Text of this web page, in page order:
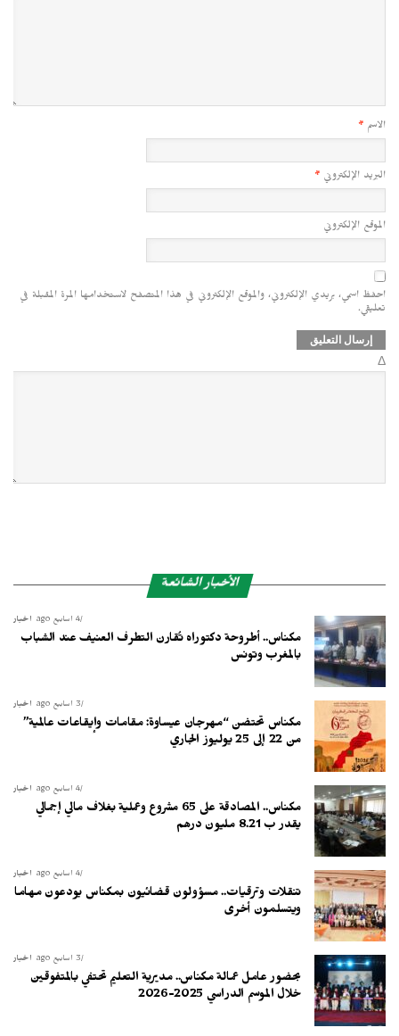
الاسم *
البريد الإلكتروني *
الموقع الإلكتروني
احفظ اسمي، بريدي الإلكتروني، والموقع الإلكتروني في هذا المتصفح لاستخدامها المرة المقبلة في
تعليقي.
Δ
الأخبار الشائعة
أخبار 4 أسابيع ago
مكناس.. أطروحة دكتوراه تُقارن التطرف العنيف عند الشباب
بالمغرب وتونس
أخبار 3 أسابيع ago
مكناس تحتضن “مهرجان عيساوة: مقامات وإيقاعات عالمية”
من 22 إلى 25 يوليوز الجاري
أخبار 4 أسابيع ago
مكناس.. المصادقة على 65 مشروع وعملية بغلاف مالي إجمالي
يقدر ب 8.21 مليون درهم
أخبار 4 أسابيع ago
تنقلات وترقيات.. مسؤولون قضائيون بمكناس يودعون مهاما
ويتسلمون أخرى
أخبار 3 أسابيع ago
بحضور عامل عمالة مكناس.. مديرية التعليم تحتفي بالمتفوقين
خلال الموسم الدراسي 2025-2026